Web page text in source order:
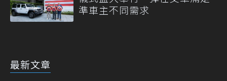
準車主不同需求
最新文章